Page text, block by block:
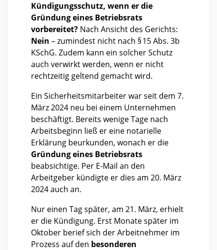
Kündigungsschutz, wenn er die
Gründung eines Betriebsrats
vorbereitet? Nach Ansicht des Gerichts:
Nein – zumindest nicht nach § 15 Abs. 3b
KSchG. Zudem kann ein solcher Schutz
auch verwirkt werden, wenn er nicht
rechtzeitig geltend gemacht wird.
Ein Sicherheitsmitarbeiter war seit dem 7.
März 2024 neu bei einem Unternehmen
beschäftigt. Bereits wenige Tage nach
Arbeitsbeginn ließ er eine notarielle
Erklärung beurkunden, wonach er die
Gründung eines Betriebsrats
beabsichtige. Per E-Mail an den
Arbeitgeber kündigte er dies am 20. März
2024 auch an.
Nur einen Tag später, am 21. März, erhielt
er die Kündigung. Erst Monate später im
Oktober berief sich der Arbeitnehmer im
Prozess auf den besonderen